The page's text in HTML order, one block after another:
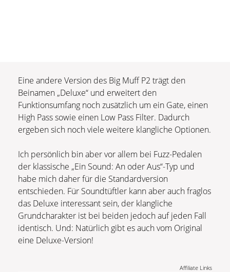
Eine andere Version des Big Muff P2 trägt den
Beinamen „Deluxe“ und erweitert den
Funktionsumfang noch zusätzlich um ein Gate, einen
High Pass sowie einen Low Pass Filter. Dadurch
ergeben sich noch viele weitere klangliche Optionen.
Ich persönlich bin aber vor allem bei Fuzz-Pedalen
der klassische „Ein Sound: An oder Aus“-Typ und
habe mich daher für die Standardversion
entschieden. Für Soundtüftler kann aber auch fraglos
das Deluxe interessant sein, der klangliche
Grundcharakter ist bei beiden jedoch auf jeden Fall
identisch. Und: Natürlich gibt es auch vom Original
eine Deluxe-Version!
Affiliate Links